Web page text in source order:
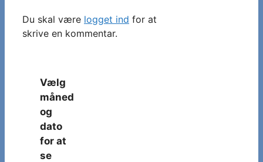
Du skal være logget ind for at
skrive en kommentar.
Vælg
måned
og
dato
for at
se